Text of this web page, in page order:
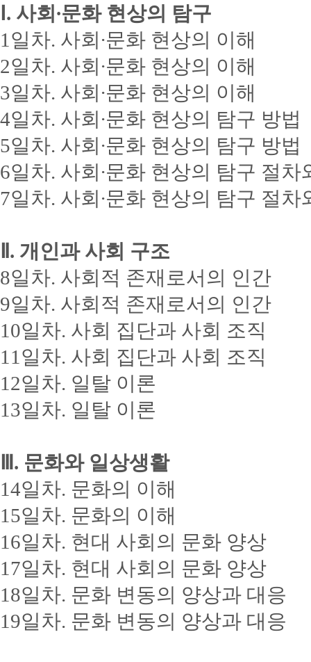
Ⅰ. 사회∙문화 현상의 탐구
1일차. 사회∙문화 현상의 이해
2일차. 사회∙문화 현상의 이해
3일차. 사회∙문화 현상의 이해
4일차. 사회∙문화 현상의 탐구 방법
5일차. 사회∙문화 현상의 탐구 방법
6일차. 사회∙문화 현상의 탐구 절차
7일차. 사회∙문화 현상의 탐구 절차
Ⅱ. 개인과 사회 구조
8일차. 사회적 존재로서의 인간
9일차. 사회적 존재로서의 인간
10일차. 사회 집단과 사회 조직
11일차. 사회 집단과 사회 조직
12일차. 일탈 이론
13일차. 일탈 이론
Ⅲ. 문화와 일상생활
14일차. 문화의 이해
15일차. 문화의 이해
16일차. 현대 사회의 문화 양상
17일차. 현대 사회의 문화 양상
18일차. 문화 변동의 양상과 대응
19일차. 문화 변동의 양상과 대응